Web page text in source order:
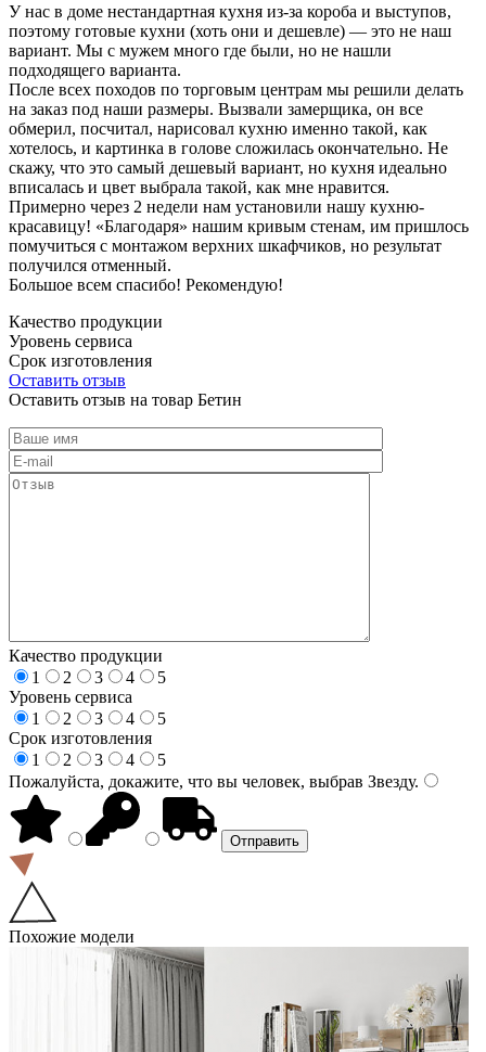
У нас в доме нестандартная кухня из-за короба и выступов,
поэтому готовые кухни (хоть они и дешевле) — это не наш
вариант. Мы с мужем много где были, но не нашли
подходящего варианта.
После всех походов по торговым центрам мы решили делать
на заказ под наши размеры. Вызвали замерщика, он все
обмерил, посчитал, нарисовал кухню именно такой, как
хотелось, и картинка в голове сложилась окончательно. Не
скажу, что это самый дешевый вариант, но кухня идеально
вписалась и цвет выбрала такой, как мне нравится.
Примерно через 2 недели нам установили нашу кухню-
красавицу! «Благодаря» нашим кривым стенам, им пришлось
помучиться с монтажом верхних шкафчиков, но результат
получился отменный.
Большое всем спасибо! Рекомендую!
Качество продукции
Уровень сервиса
Срок изготовления
Оставить отзыв
Оставить отзыв на товар Бетин
Качество продукции
1
2 3 4
5
Уровень сервиса
1
2 3 4
5
Срок изготовления
1
2 3 4
5
Пожалуйста, докажите, что вы человек, выбрав Звезду.
Похожие модели